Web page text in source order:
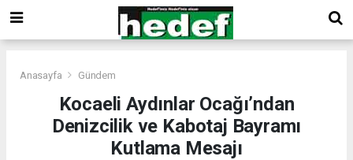
Anasayfa Gündem
Kocaeli Aydınlar Ocağı’ndan
Denizcilik ve Kabotaj Bayramı
Kutlama Mesajı